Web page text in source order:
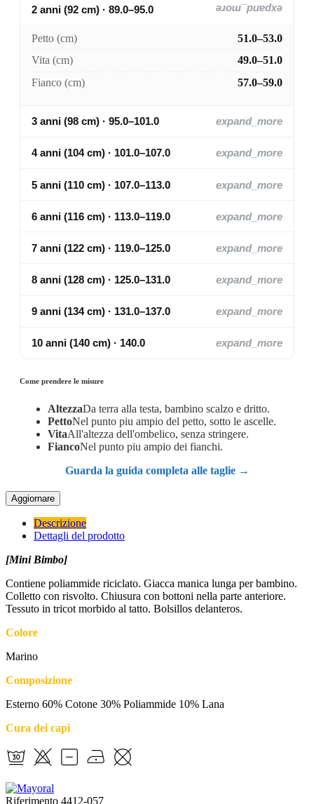
2 anni (92 cm) · 89.0–95.0 expand_more
Petto (cm)
51.0–53.0
Vita (cm)
49.0–51.0
Fianco (cm)
57.0–59.0
3 anni (98 cm) · 95.0–101.0 expand_more
4 anni (104 cm) · 101.0–107.0 expand_more
5 anni (110 cm) · 107.0–113.0 expand_more
6 anni (116 cm) · 113.0–119.0 expand_more
7 anni (122 cm) · 119.0–125.0 expand_more
8 anni (128 cm) · 125.0–131.0 expand_more
9 anni (134 cm) · 131.0–137.0 expand_more
10 anni (140 cm) · 140.0 expand_more
Come prendere le misure
AltezzaDa terra alla testa, bambino scalzo e dritto.
PettoNel punto piu ampio del petto, sotto le ascelle.
VitaAll'altezza dell'ombelico, senza stringere.
FiancoNel punto piu ampio dei fianchi.
Guarda la guida completa alle taglie →
Descrizione
Dettagli del prodotto
[Mini Bimbo]
Contiene poliammide riciclato. Giacca manica lunga per bambino.
Colletto con risvolto. Chiusura con bottoni nella parte anteriore.
Tessuto in tricot morbido al tatto. Bolsillos delanteros.
Colore
Marino
Composizione
Esterno 60% Cotone 30% Poliammide 10% Lana
Cura dei capi
Riferimento 4412-057